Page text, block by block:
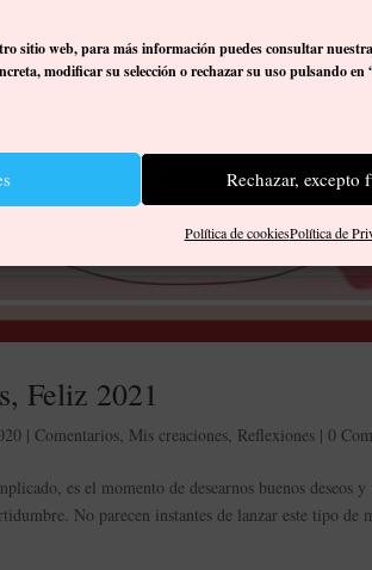
sitio web, para más información puedes consultar
modificar su selección o rechazar su uso pulsando en
Rechazar, excepto
Política de cookiesPolítica de
Feliz 2021
|Comentarios, Mis creaciones, Reflexiones |0
es el momento de desearnos buenos deseos
No parecen instantes de lanzar este tipo de